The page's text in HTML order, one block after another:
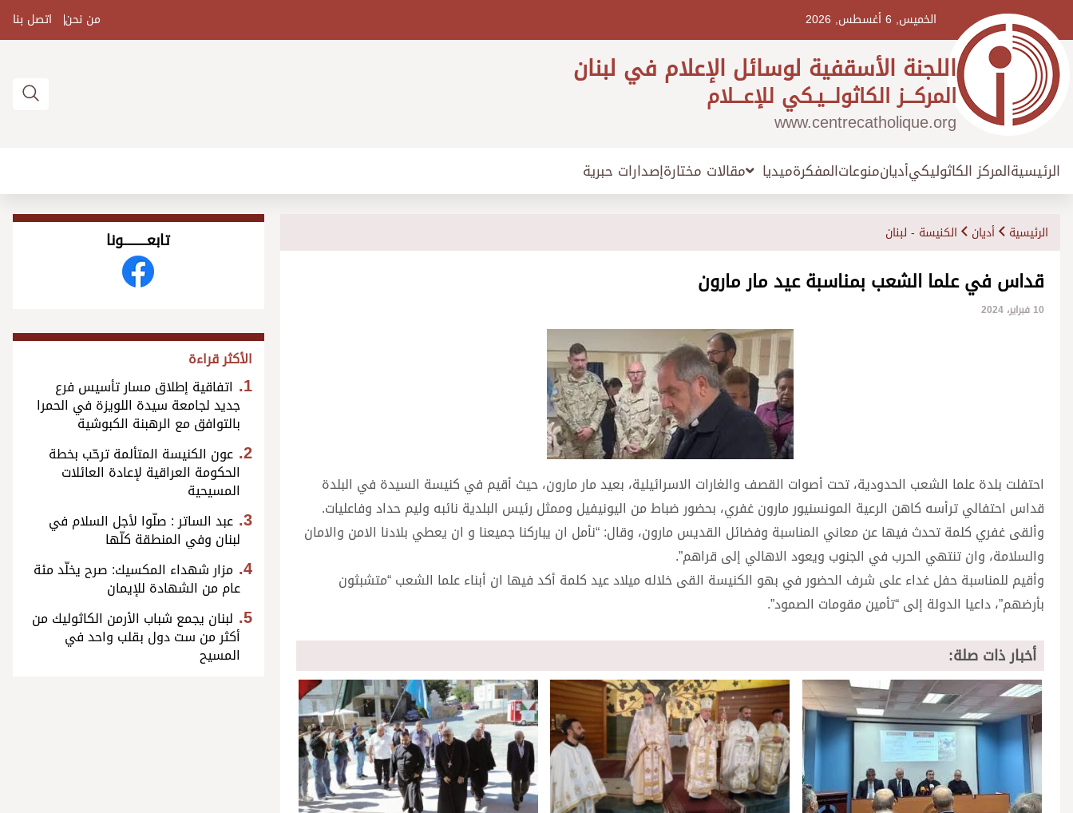
الخميس, 6 أغسطس, 2026 من نحن اتصل بنا
اللجنة الأسقفية لوسائل الإعلام في لبنان
المركـــز الكاثولـــيـكي للإعـــلام
www.centrecatholique.org
الرئيسيةالمركز الكاثوليكيأديانمنوعاتالمفكرةميديا مقالات مختارةإصدارات حبرية
الرئيسية أديان الكنيسة - لبنان
قداس في علما الشعب بمناسبة عيد مار مارون
10 فبراير، 2024
احتفلت بلدة علما الشعب الحدودية، تحت أصوات القصف والغارات الاسرائيلية، بعيد مار مارون، حيث أقيم في كنيسة السيدة في البلدة
قداس احتفالي ترأسه كاهن الرعية المونسنيور مارون غفري، بحضور ضباط من اليونيفيل وممثل رئيس البلدية نائبه وليم حداد وفاعليات.
وألقى غفري كلمة تحدث فيها عن معاني المناسبة وفضائل القديس مارون، وقال: “نأمل ان يباركنا جميعنا و ان يعطي بلادنا الامن والامان
والسلامة، وان تنتهي الحرب في الجنوب ويعود الاهالي إلى قراهم”.
وأقيم للمناسبة حفل غداء على شرف الحضور في بهو الكنيسة القى خلاله ميلاد عيد كلمة أكد فيها ان أبناء علما الشعب “متشبثون
بأرضهم”، داعيا الدولة إلى “تأمين مقومات الصمود”.
أخبار ذات صلة:
تابعــــــــــونا
الأكثر قراءة
اتفاقية إطلاق مسار تأسيس فرع
جديد لجامعة سيدة اللويزة في الحمرا
بالتوافق مع الرهبنة الكبوشية
عون الكنيسة المتألمة ترحّب بخطة
الحكومة العراقية لإعادة العائلات
المسيحية
عبد الساتر : صلّوا لأجل السلام في
لبنان وفي المنطقة كلّها
مزار شهداء المكسيك: صرح يخلّد مئة
عام من الشهادة للإيمان
لبنان يجمع شباب الأرمن الكاثوليك من
أكثر من ست دول بقلب واحد في
المسيح